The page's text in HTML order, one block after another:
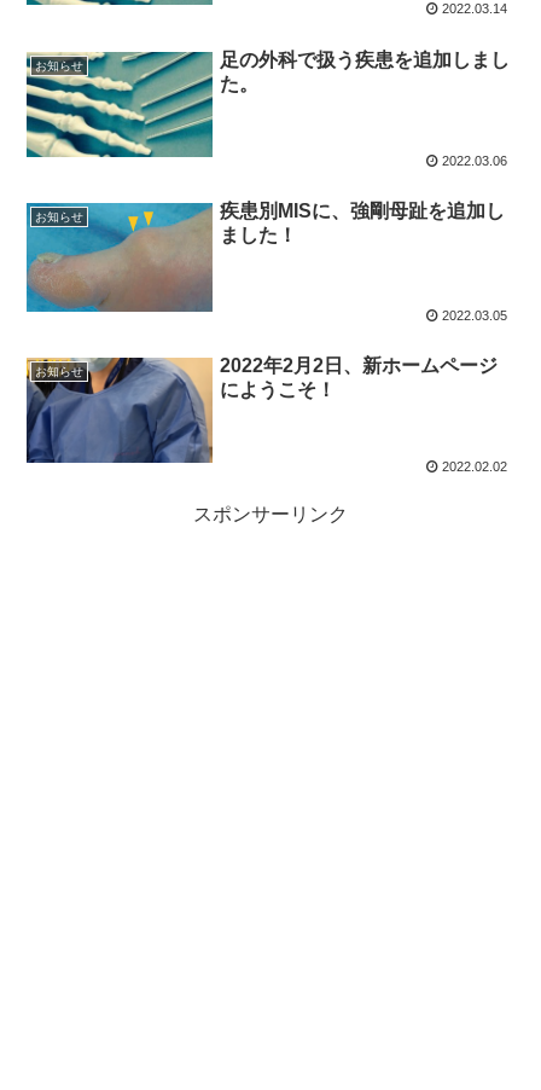
2022.03.14
お知らせ
足の外科で扱う疾患を追加しまし
た。
2022.03.06
お知らせ
疾患別MISに、強剛母趾を追加し
ました！
2022.03.05
お知らせ
2022年2月2日、新ホームページ
にようこそ！
2022.02.02
スポンサーリンク